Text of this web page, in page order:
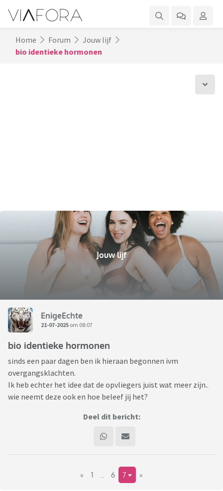
Home Forum
Jouw lijf
bio identieke hormonen
Jouw lijf
EnigeEchte
21-07-2025 om 08:07
bio identieke hormonen
sinds een paar dagen ben ik hieraan begonnen ivm
overgangsklachten.
Ik heb echter het idee dat de opvliegers juist wat meer zijn..
wie neemt deze ook en hoe beleef jij het?
Deel dit bericht:
« 1 6 7 »